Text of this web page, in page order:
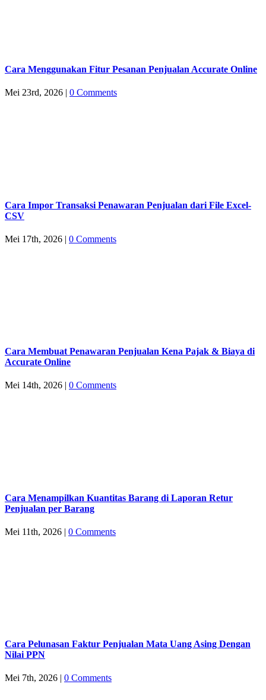
Cara Menggunakan Fitur Pesanan Penjualan Accurate Online
Mei 23rd, 2026 | 0 Comments
Cara Impor Transaksi Penawaran Penjualan dari File Excel-
CSV
Mei 17th, 2026 | 0 Comments
Cara Membuat Penawaran Penjualan Kena Pajak & Biaya di
Accurate Online
Mei 14th, 2026 | 0 Comments
Cara Menampilkan Kuantitas Barang di Laporan Retur
Penjualan per Barang
Mei 11th, 2026 | 0 Comments
Cara Pelunasan Faktur Penjualan Mata Uang Asing Dengan
Nilai PPN
Mei 7th, 2026 | 0 Comments